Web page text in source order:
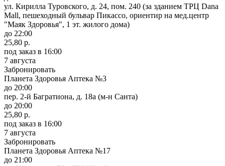
ул. Кирилла Туровского, д. 24, пом. 240 (за зданием ТРЦ Dana
Mall, пешеходный бульвар Пикассо, ориентир на мед.центр
"Маяк Здоровья", 1 эт. жилого дома)
до 22:00
25,80 р.
под заказ в 16:00
7 августа
Забронировать
Планета Здоровья Аптека №3
до 20:00
пер. 2-й Багратиона, д. 18а (м-н Санта)
до 20:00
25,80 р.
под заказ в 16:00
7 августа
Забронировать
Планета Здоровья Аптека №17
до 21:00